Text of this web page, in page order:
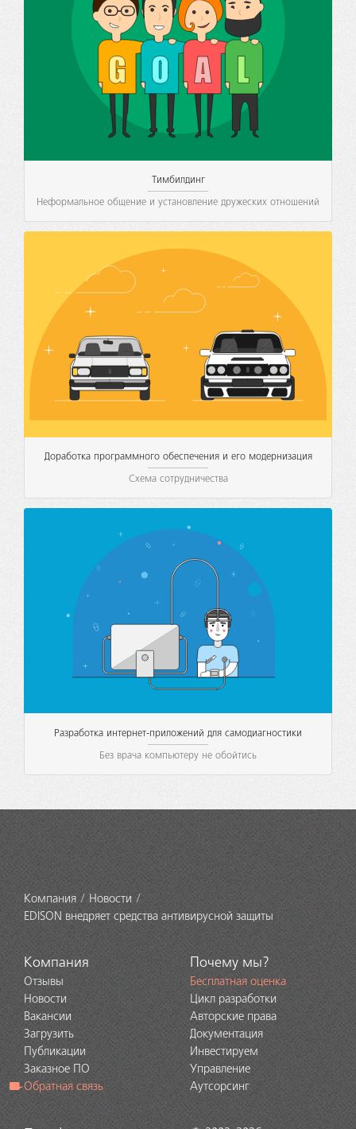
Тимбилдинг
Неформальное общение и установление дружеских отношений
Доработка программного обеспечения и его модернизация
Схема сотрудничества
Разработка интернет-приложений для самодиагностики
Без врача компьютеру не обойтись
Компания
Новости
EDISON внедряет средства антивирусной защиты
Компания
Отзывы
Новости
Вакансии
Загрузить
Публикации
Заказное ПО
Обратная связь
Почему мы?
Бесплатная оценка
Цикл разработки
Авторские права
Документация
Инвестируем
Управление
Аутсорсинг